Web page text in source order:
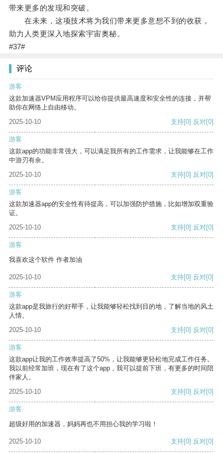
带来更多的发现和突破。
在未来，这项技术将为我们带来更多意想不到的收获，
助力人类更深入地探索宇宙奥秘。
#37#
评论
游客
这款加速器VPM应用程序可以给你提供最高速度和安全性的连接，并帮
助你在网络上自由移动。
2025-10-10
支持[0] 反对[0]
游客
这款app的功能非常强大，可以满足我所有的工作需求，让我能够在工作
中游刃有余。
2025-10-10
支持[0] 反对[0]
游客
这款加速器app的安全性有待提高，可以加强防护措施，比如增加双重验
证。
2025-10-10
支持[0] 反对[0]
游客
我喜欢这个软件 作者加油
2025-10-10 支持[0] 反对[0]
游客
这款app是我旅行的好帮手，让我能够轻松找到目的地，了解当地的风土
人情。
2025-10-10
支持[0] 反对[0]
游客
这款app让我的工作效率提高了50%，让我能够更轻松地完成工作任务。
我以前经常加班，现在有了这个app，我可以提前下班，有更多的时间陪
伴家人。
2025-10-10
支持[0] 反对[0]
游客
超级好用的加速器，妈妈再也不用担心我的学习啦！
2025-10-10 支持[0] 反对[0]